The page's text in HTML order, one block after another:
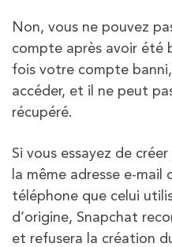
Non, vous ne pouvez
compte après avoir été
fois votre compte
accéder, et il ne peut
récupéré.
Si vous essayez de
la même adresse e-mail
téléphone que celui
d’origine, Snapchat
et refusera la création